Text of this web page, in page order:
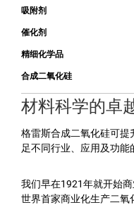
吸附剂
催化剂
精细化学品
合成二氧化硅
材料科学的卓
格雷斯合成二氧化硅可
足不同行业、应用及功能
我们早在1921年就开始
世界首家商业化生产二